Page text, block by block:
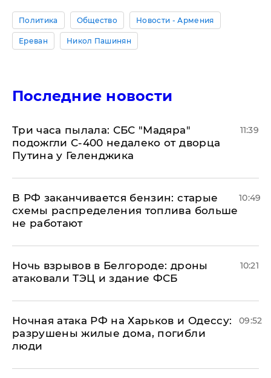
Политика Общество Новости - Армения
Ереван Никол Пашинян
Последние новости
Три часа пылала: СБС "Мадяра"
подожгли С-400 недалеко от дворца
Путина у Геленджика
11:39
​В РФ заканчивается бензин: старые
схемы распределения топлива больше
не работают
10:49
​Ночь взрывов в Белгороде: дроны
атаковали ТЭЦ и здание ФСБ
10:21
​Ночная атака РФ на Харьков и Одессу:
разрушены жилые дома, погибли
люди
09:52